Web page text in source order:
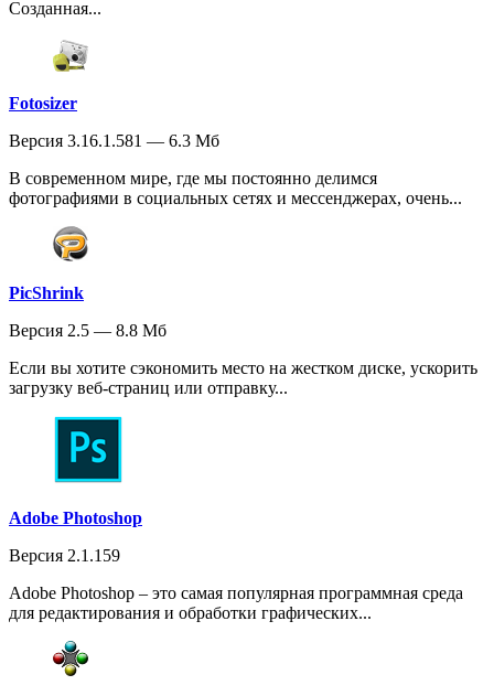
Созданная...
Fotosizer
Версия 3.16.1.581 — 6.3 Мб
В современном мире, где мы постоянно делимся
фотографиями в социальных сетях и мессенджерах, очень...
PicShrink
Версия 2.5 — 8.8 Мб
Если вы хотите сэкономить место на жестком диске, ускорить
загрузку веб-страниц или отправку...
Adobe Photoshop
Версия 2.1.159
Adobe Photoshop – это самая популярная программная среда
для редактирования и обработки графических...